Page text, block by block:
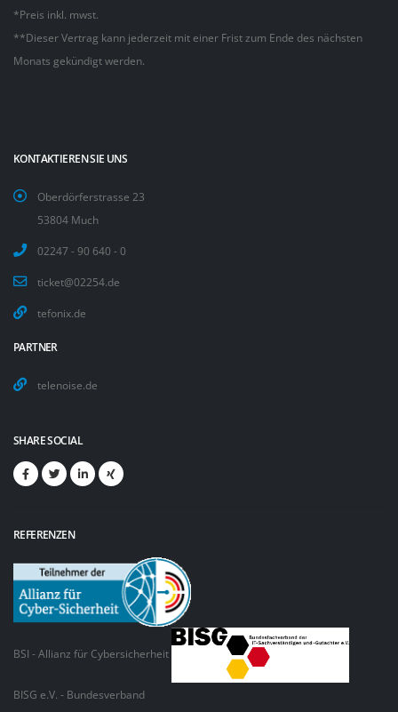
*Preis inkl. mwst.
**Dieser Vertrag kann jederzeit mit einer Frist zum Ende des nächsten
Monats gekündigt werden.
KONTAKTIEREN SIE UNS
Oberdörferstrasse 23
53804 Much
02247 - 90 640 - 0
ticket@02254.de
tefonix.de
PARTNER
telenoise.de
SHARE SOCIAL
REFERENZEN
BSI - Allianz für Cybersicherheit
BISG e.V. - Bundesverband